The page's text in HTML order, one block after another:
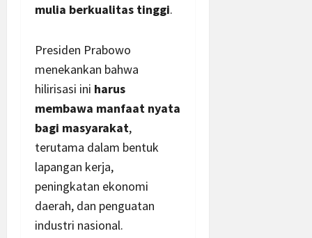
mulia berkualitas tinggi.
Presiden Prabowo
menekankan bahwa
hilirisasi ini harus
membawa manfaat nyata
bagi masyarakat,
terutama dalam bentuk
lapangan kerja,
peningkatan ekonomi
daerah, dan penguatan
industri nasional.